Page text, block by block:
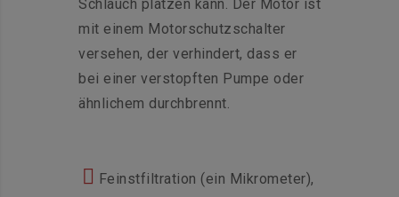
Schlauch platzen kann. Der Motor ist
mit einem Motorschutzschalter
versehen, der verhindert, dass er
bei einer verstopften Pumpe oder
ähnlichem durchbrennt.
Feinstfiltration (ein Mikrometer),